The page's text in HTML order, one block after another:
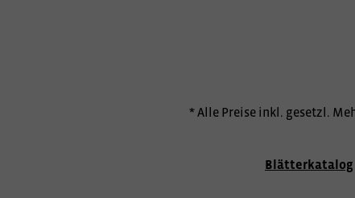
* Alle Preise inkl. gesetzl.
Blätterkatalog